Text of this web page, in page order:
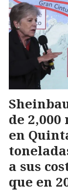
de
en
a sus
que en